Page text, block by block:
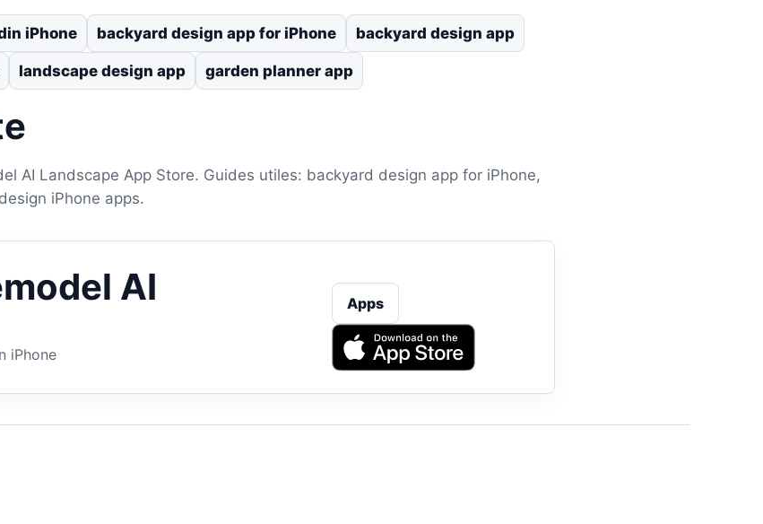
iPhone backyard design app for iPhone backyard design app
landscape design app garden planner app
AI Landscape App Store. Guides utiles: backyard design app for iPhone,
iPhone apps.
AI
iPhone
Apps